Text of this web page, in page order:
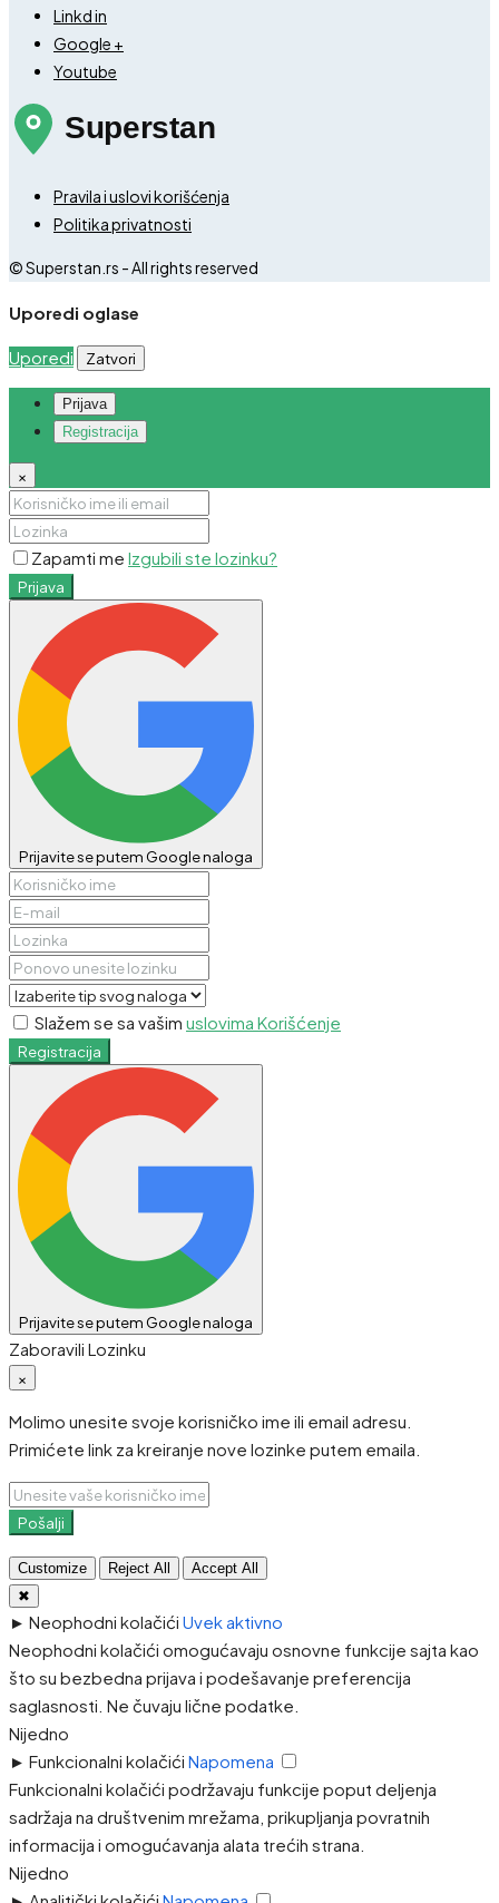
Linkd in
Google +
Youtube
Pravila i uslovi korišćenja
Politika privatnosti
© Superstan.rs - All rights reserved
Uporedi oglase
Uporedi Zatvori
Prijava
Registracija
×
Zapamti me Izgubili ste lozinku?
Prijava
Prijavite se putem Google naloga
Slažem se sa vašim uslovima Korišćenje
Registracija
Prijavite se putem Google naloga
Zaboravili Lozinku
×
Molimo unesite svoje korisničko ime ili email adresu.
Primićete link za kreiranje nove lozinke putem emaila.
Pošalji
Customize Reject All
Accept All
✖
► Neophodni kolačići Uvek aktivno
Neophodni kolačići omogućavaju osnovne funkcije sajta kao
što su bezbedna prijava i podešavanje preferencija
saglasnosti. Ne čuvaju lične podatke.
Nijedno
► Funkcionalni kolačići Napomena
Funkcionalni kolačići podržavaju funkcije poput deljenja
sadržaja na društvenim mrežama, prikupljanja povratnih
informacija i omogućavanja alata trećih strana.
Nijedno